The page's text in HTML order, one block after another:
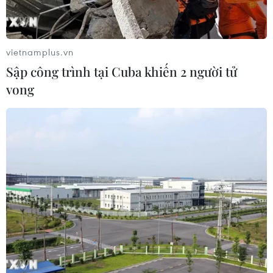
phục hồi hệ sinh thái của Liên Hợp Quốc; trong
đó, đẩy mạnh phát triển một nền kinh tế xanh,
kinh tế tuần hoàn, gìn giữ các tri thức truy yền
thống, các giống cây trồng, vật nuôi bản địa
theo khuyến nghị và hướng dẫn của Ban Thư ký
Công ước Đa dạng sinh học.
cường ứng dụng công nghệ thông tin để kết nối
với địa phương, từng vùng di sản thiên nhiên;
lồng ghép bảo tồn đa dạng sinh học trong các
quy hoạch, chiến lược, kế hoạch các ngành kinh
tế; quản lý và sử dụng tài nguyên đất, nhất là
các khu vực bảo tồn…
vietnamplus.vn
Sập công trình tại Cuba khiến 2 người tử
vong